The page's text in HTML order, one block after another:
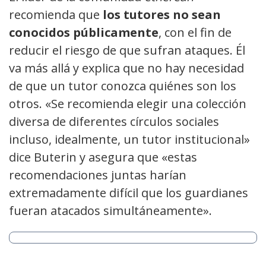
recomienda que los tutores no sean
conocidos públicamente, con el fin de
reducir el riesgo de que sufran ataques. Él
va más allá y explica que no hay necesidad
de que un tutor conozca quiénes son los
otros. «Se recomienda elegir una colección
diversa de diferentes círculos sociales
incluso, idealmente, un tutor institucional»
dice Buterin y asegura que «estas
recomendaciones juntas harían
extremadamente difícil que los guardianes
fueran atacados simultáneamente».